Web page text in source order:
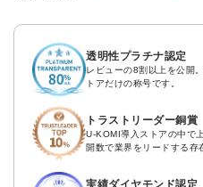
透明性プラチナ認定
レビューの8割以上を公開
トアだけの称号です。
トラストリーダー銅賞
U-KOMI導入ストアの中で
開数で業界をリードする存
実績ダイヤモンド認定